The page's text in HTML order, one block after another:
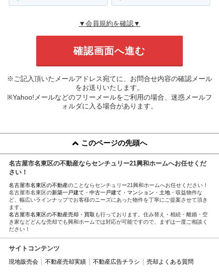
▼会員規約を確認▼
※ご記入頂いたメールアドレス宛てに、お問合せ内容の確認メール
をお送りいたします。
※Yahoo!メールなどのフリーメールをご利用の場合、迷惑メールフ
ォルダに入る場合があります。
このページの先頭へ
名古屋市名東区の不動産ならセンチュリー21興和ホームへお任せくだ
さい！
名古屋市名東区の不動産のことならセンチュリー21興和ホームへお任せください！
名古屋市名東区の新築一戸建て ・ 中古一戸建て ・ マンション ・ 土地・収益物件な
ど、幅広いラインナップでお客様のニーズにあった物件を丁寧にご提案させて頂き
ます。
名古屋市名東区の不動産売却・買取 も行っております。住み替え・相続・離婚・空
き家などどんな売却でも興和ホームでは対応が可能ですので、まずは一度ご相談く
ださい！
サイトコンテンツ
現地販売会 不動産売却実績 不動産広告チラシ 売却よくある質問